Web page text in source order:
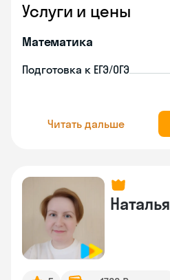
Услуги и цены
Математика
Подготовка к ЕГЭ/ОГЭ
Читать дальше
Наталья